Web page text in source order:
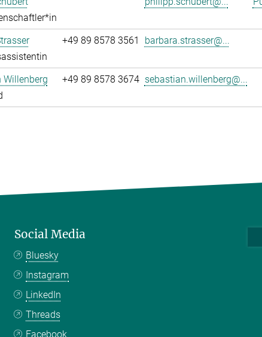
+49 89 8578 3561 barbara.strasser@...
Willenberg
+49 89 8578 3674 sebastian.willenberg@...
Social Media
Bluesky
Instagram
LinkedIn
Threads
Facebook